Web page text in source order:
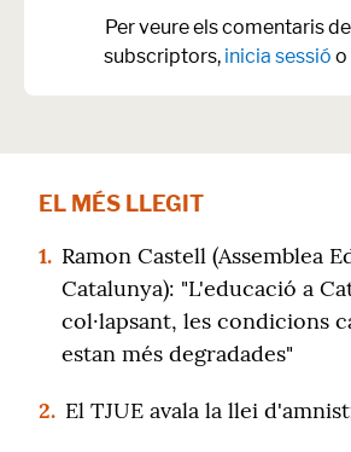
Per veure els comentaris
subscriptors, inicia sessió o
EL MÉS LLEGIT
1. Ramon Castell (Assemblea
Catalunya): "L'educació a
col·lapsant, les condicions
estan més degradades"
2. El TJUE avala la llei